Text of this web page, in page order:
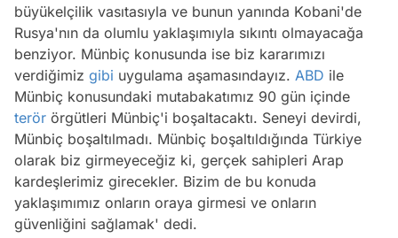
büyükelçilik vasıtasıyla ve bunun yanında Kobani'de
Rusya'nın da olumlu yaklaşımıyla sıkıntı olmayacağa
benziyor. Münbiç konusunda ise biz kararımızı
verdiğimiz gibi uygulama aşamasındayız. ABD ile
Münbiç konusundaki mutabakatımız 90 gün içinde
terör örgütleri Münbiç'i boşaltacaktı. Seneyi devirdi,
Münbiç boşaltılmadı. Münbiç boşaltıldığında Türkiye
olarak biz girmeyeceğiz ki, gerçek sahipleri Arap
kardeşlerimiz girecekler. Bizim de bu konuda
yaklaşımımız onların oraya girmesi ve onların
güvenliğini sağlamak' dedi.